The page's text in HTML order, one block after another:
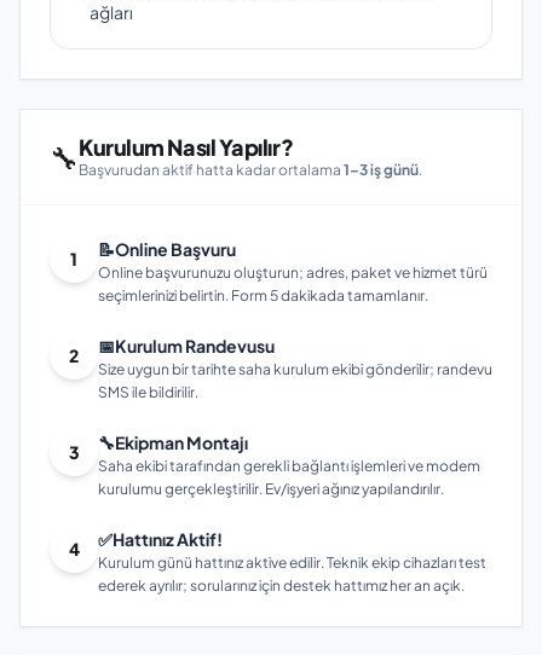
ağları
🔧Kurulum Nasıl Yapılır?
Başvurudan aktif hatta kadar ortalama 1–3 iş günü.
1 📝Online Başvuru
Online başvurunuzu oluşturun; adres, paket ve hizmet türü
seçimlerinizi belirtin. Form 5 dakikada tamamlanır.
2 📅Kurulum Randevusu
Size uygun bir tarihte saha kurulum ekibi gönderilir; randevu
SMS ile bildirilir.
3 🔧Ekipman Montajı
Saha ekibi tarafından gerekli bağlantı işlemleri ve modem
kurulumu gerçekleştirilir. Ev/işyeri ağınız yapılandırılır.
4 ✅Hattınız Aktif!
Kurulum günü hattınız aktive edilir. Teknik ekip cihazları test
ederek ayrılır; sorularınız için destek hattımız her an açık.